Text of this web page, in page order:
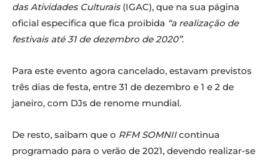
das Atividades Culturais(IGAC), que na sua página
oficial especifica que fica proibida “a realização de
festivais até 31 de dezembro de 2020”.
Para este evento agora cancelado, estavam previstos
três dias de festa, entre 31 de dezembro e 1 e 2 de
janeiro, com DJs de renome mundial.
De resto, saibam que o RFM SOMNIIcontinua
programado para o verão de 2021, devendo realizar-se